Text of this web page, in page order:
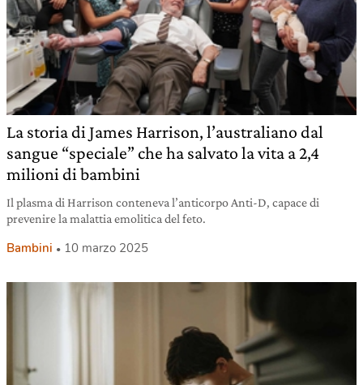
La storia di James Harrison, l’australiano dal
sangue “speciale” che ha salvato la vita a 2,4
milioni di bambini
Il plasma di Harrison conteneva l’anticorpo Anti-D, capace di
prevenire la malattia emolitica del feto.
Bambini 10 marzo 2025